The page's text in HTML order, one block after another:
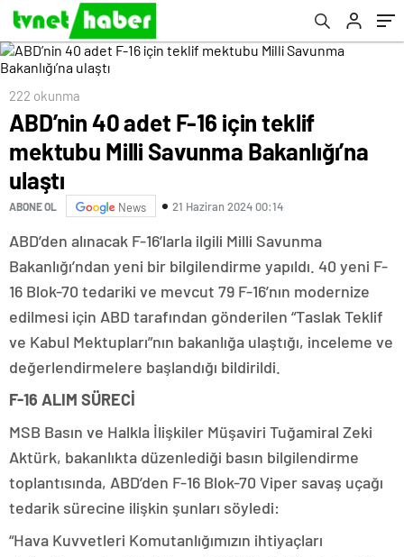
222 okunma
ABD’nin 40 adet F-16 için teklif
mektubu Milli Savunma Bakanlığı’na
ulaştı
ABONE OL News 21 Haziran 2024 00:14
ABD’den alınacak F-16’larla ilgili Milli Savunma
Bakanlığı’ndan yeni bir bilgilendirme yapıldı. 40 yeni F-
16 Blok-70 tedariki ve mevcut 79 F-16’nın modernize
edilmesi için ABD tarafından gönderilen “Taslak Teklif
ve Kabul Mektupları”nın bakanlığa ulaştığı, inceleme ve
değerlendirmelere başlandığı bildirildi.
F-16 ALIM SÜRECİ
MSB Basın ve Halkla İlişkiler Müşaviri Tuğamiral Zeki
Aktürk, bakanlıkta düzenlediği basın bilgilendirme
toplantısında, ABD’den F-16 Blok-70 Viper savaş uçağı
tedarik sürecine ilişkin şunları söyledi:
“Hava Kuvvetleri Komutanlığımızın ihtiyaçları